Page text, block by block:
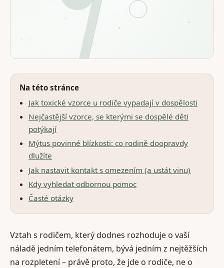
Na této stránce
Jak toxické vzorce u rodiče vypadají v dospělosti
Nejčastější vzorce, se kterými se dospělé děti
potýkají
Mýtus povinné blízkosti: co rodině doopravdy
dlužíte
Jak nastavit kontakt s omezením (a ustát vinu)
Kdy vyhledat odbornou pomoc
Časté otázky
Vztah s rodičem, který dodnes rozhoduje o vaší
náladě jedním telefonátem, bývá jedním z nejtěžších
na rozpletení – právě proto, že jde o rodiče, ne o